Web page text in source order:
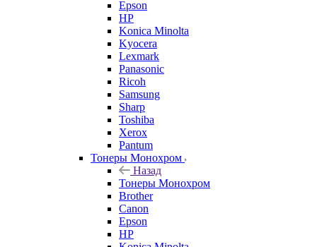
Epson
HP
Konica Minolta
Kyocera
Lexmark
Panasonic
Ricoh
Samsung
Sharp
Toshiba
Xerox
Pantum
Тонеры Монохром
Назад
Тонеры Монохром
Brother
Canon
Epson
HP